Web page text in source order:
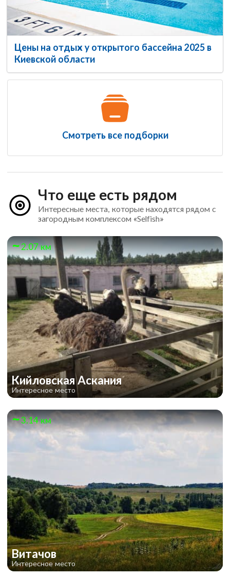
Цены на отдых у открытого бассейна 2025 в
Киевской области
Смотреть все подборки
Что еще есть рядом
Интересные места, которые находятся рядом с
загородным комплексом «Selfish»
2.07 км
Кийловская Аскания
Интересное место
3.14 км
Витачов
Интересное место